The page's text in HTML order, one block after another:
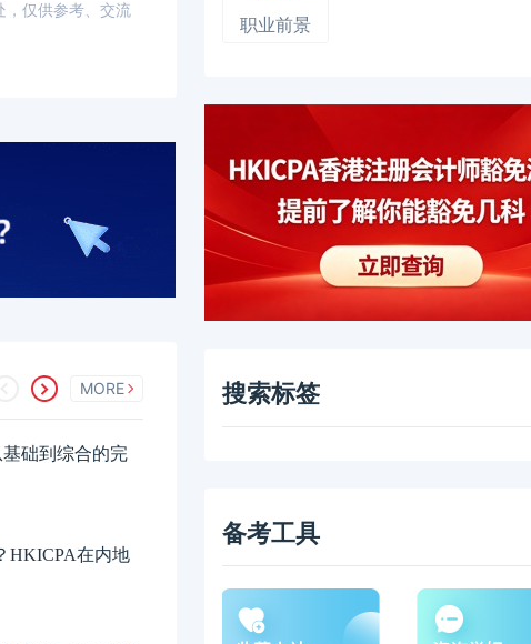
，仅供参考、交流
MORE
础到综合的完
HKICPA在内地
职业前景
搜索标签
备考工具